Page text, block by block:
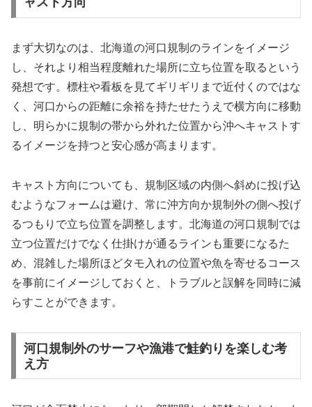
まず大切なのは、北海道の河口規制のラインをイメージ
し、それより相当程度離れた場所に立ち位置を取るという
発想です。標柱や看板を見てギリギリまで近付くのではな
く、河口からの距離に余裕を持たせたうえで横方向に移動
し、明らかに規制の帯から外れた位置から沖へキャストす
るイメージを持つと安心感が高まります。
キャスト方向についても、規制区域の内側へ斜めに投げ込
むようなフォームは避け、常に沖方向か規制外の側へ投げ
るつもりで立ち位置を調整します。北海道の河口規制では
立つ位置だけでなく仕掛けが通るラインも重要になるた
め、混雑した場所ほどタモ入れの位置や魚を寄せるコース
を事前にイメージしておくと、トラブルと誤解を同時に減
らすことができます。
河口規制外のサーフや漁港で鮭釣りを楽しむ考
え方